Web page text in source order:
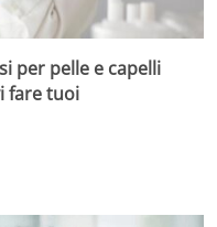
per pelle e capelli
fare tuoi